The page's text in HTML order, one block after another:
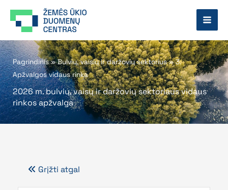
prie
Pagrindinis»Bulvių, vaisių ir daržovių sektorius»3.
Apžvalgos vidaus rinka
2026 m. bulvių, vaisų ir daržovių sektoriaus vidaus
rinkos apžvalga
Grįžti atgal